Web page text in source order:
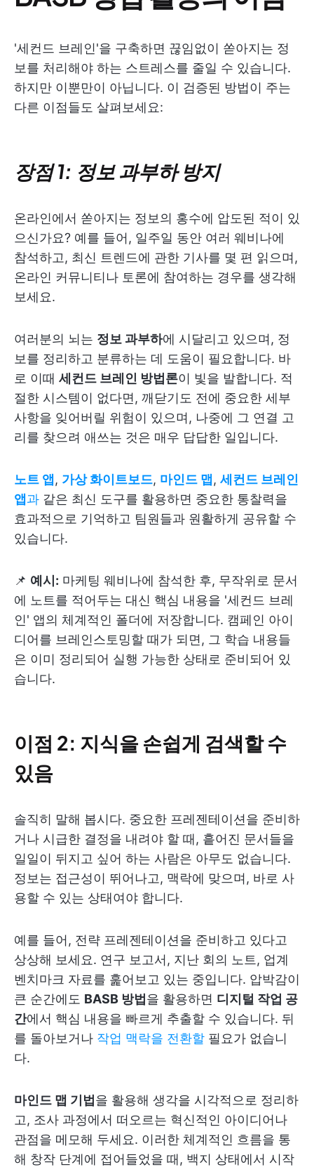
'세컨드 브레인'을 구축하면 끊임없이 쏟아지는 정
보를 처리해야 하는 스트레스를 줄일 수 있습니다.
하지만 이뿐만이 아닙니다. 이 검증된 방법이 주는
다른 이점들도 살펴보세요:
장점 1: 정보 과부하 방지
온라인에서 쏟아지는 정보의 홍수에 압도된 적이 있
으신가요? 예를 들어, 일주일 동안 여러 웨비나에
참석하고, 최신 트렌드에 관한 기사를 몇 편 읽으며,
온라인 커뮤니티나 토론에 참여하는 경우를 생각해
보세요.
여러분의 뇌는 정보 과부하에 시달리고 있으며, 정
보를 정리하고 분류하는 데 도움이 필요합니다. 바
로 이때 세컨드 브레인 방법론이 빛을 발합니다. 적
절한 시스템이 없다면, 깨닫기도 전에 중요한 세부
사항을 잊어버릴 위험이 있으며, 나중에 그 연결 고
리를 찾으려 애쓰는 것은 매우 답답한 일입니다.
노트 앱 , 가상 화이트보드, 마인드 맵 , 세컨드 브레인
앱 과 같은 최신 도구를 활용하면 중요한 통찰력을
효과적으로 기억하고 팀원들과 원활하게 공유할 수
있습니다.
📌 예시: 마케팅 웨비나에 참석한 후, 무작위로 문서
에 노트를 적어두는 대신 핵심 내용을 '세컨드 브레
인' 앱의 체계적인 폴더에 저장합니다. 캠페인 아이
디어를 브레인스토밍할 때가 되면, 그 학습 내용들
은 이미 정리되어 실행 가능한 상태로 준비되어 있
습니다.
이점 2: 지식을 손쉽게 검색할 수
있음
솔직히 말해 봅시다. 중요한 프레젠테이션을 준비하
거나 시급한 결정을 내려야 할 때, 흩어진 문서들을
일일이 뒤지고 싶어 하는 사람은 아무도 없습니다.
정보는 접근성이 뛰어나고, 맥락에 맞으며, 바로 사
용할 수 있는 상태여야 합니다.
예를 들어, 전략 프레젠테이션을 준비하고 있다고
상상해 보세요. 연구 보고서, 지난 회의 노트, 업계
벤치마크 자료를 훑어보고 있는 중입니다. 압박감이
큰 순간에도 BASB 방법 을 활용하면 디지털 작업 공
간에서 핵심 내용을 빠르게 추출할 수 있습니다. 뒤
를 돌아보거나 작업 맥락을 전환할 필요가 없습니
다.
마인드 맵 기법 을 활용해 생각을 시각적으로 정리하
고, 조사 과정에서 떠오르는 혁신적인 아이디어나
관점을 메모해 두세요. 이러한 체계적인 흐름을 통
해 창작 단계에 접어들었을 때, 백지 상태에서 시작